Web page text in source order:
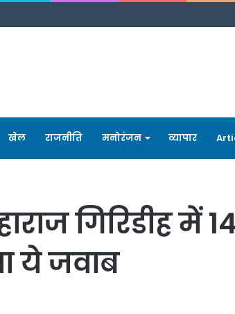
खेल राजनीति मनोरंजन व्यापार
गिरिडीह में
ये जवाब